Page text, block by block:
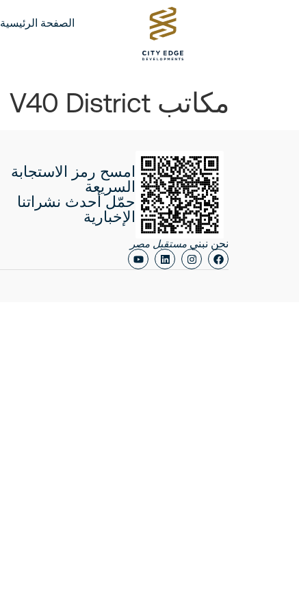
الصفحة الرئيسية
مكاتب V40 District
امسح رمز الاستجابة
السريعة
حمّل أحدث نشراتنا
الإخبارية
نحن نبني مستقبل مصر